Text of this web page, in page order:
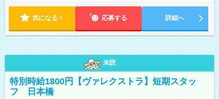
気になる！ 応募する 詳細へ
未読
特別時給1800円【ヴァレクストラ】短期スタッ
フ 日本橋